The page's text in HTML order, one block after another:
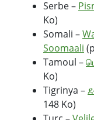
Serbe –
Ko)
Somali –
Soomaali
Tamoul –
Ko)
Tigrinya –
148 Ko)